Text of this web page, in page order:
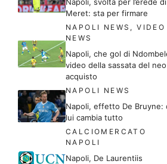
Napoli, svolta per l’erede di
Meret: sta per firmare
NAPOLI NEWS ,VIDEO
NEWS
Napoli, che gol di
video della sassata del neo
acquisto
NAPOLI NEWS
Napoli, effetto De Bruyne:
lui cambia tutto
CALCIOMERCATO
NAPOLI
Napoli, De Laurentiis